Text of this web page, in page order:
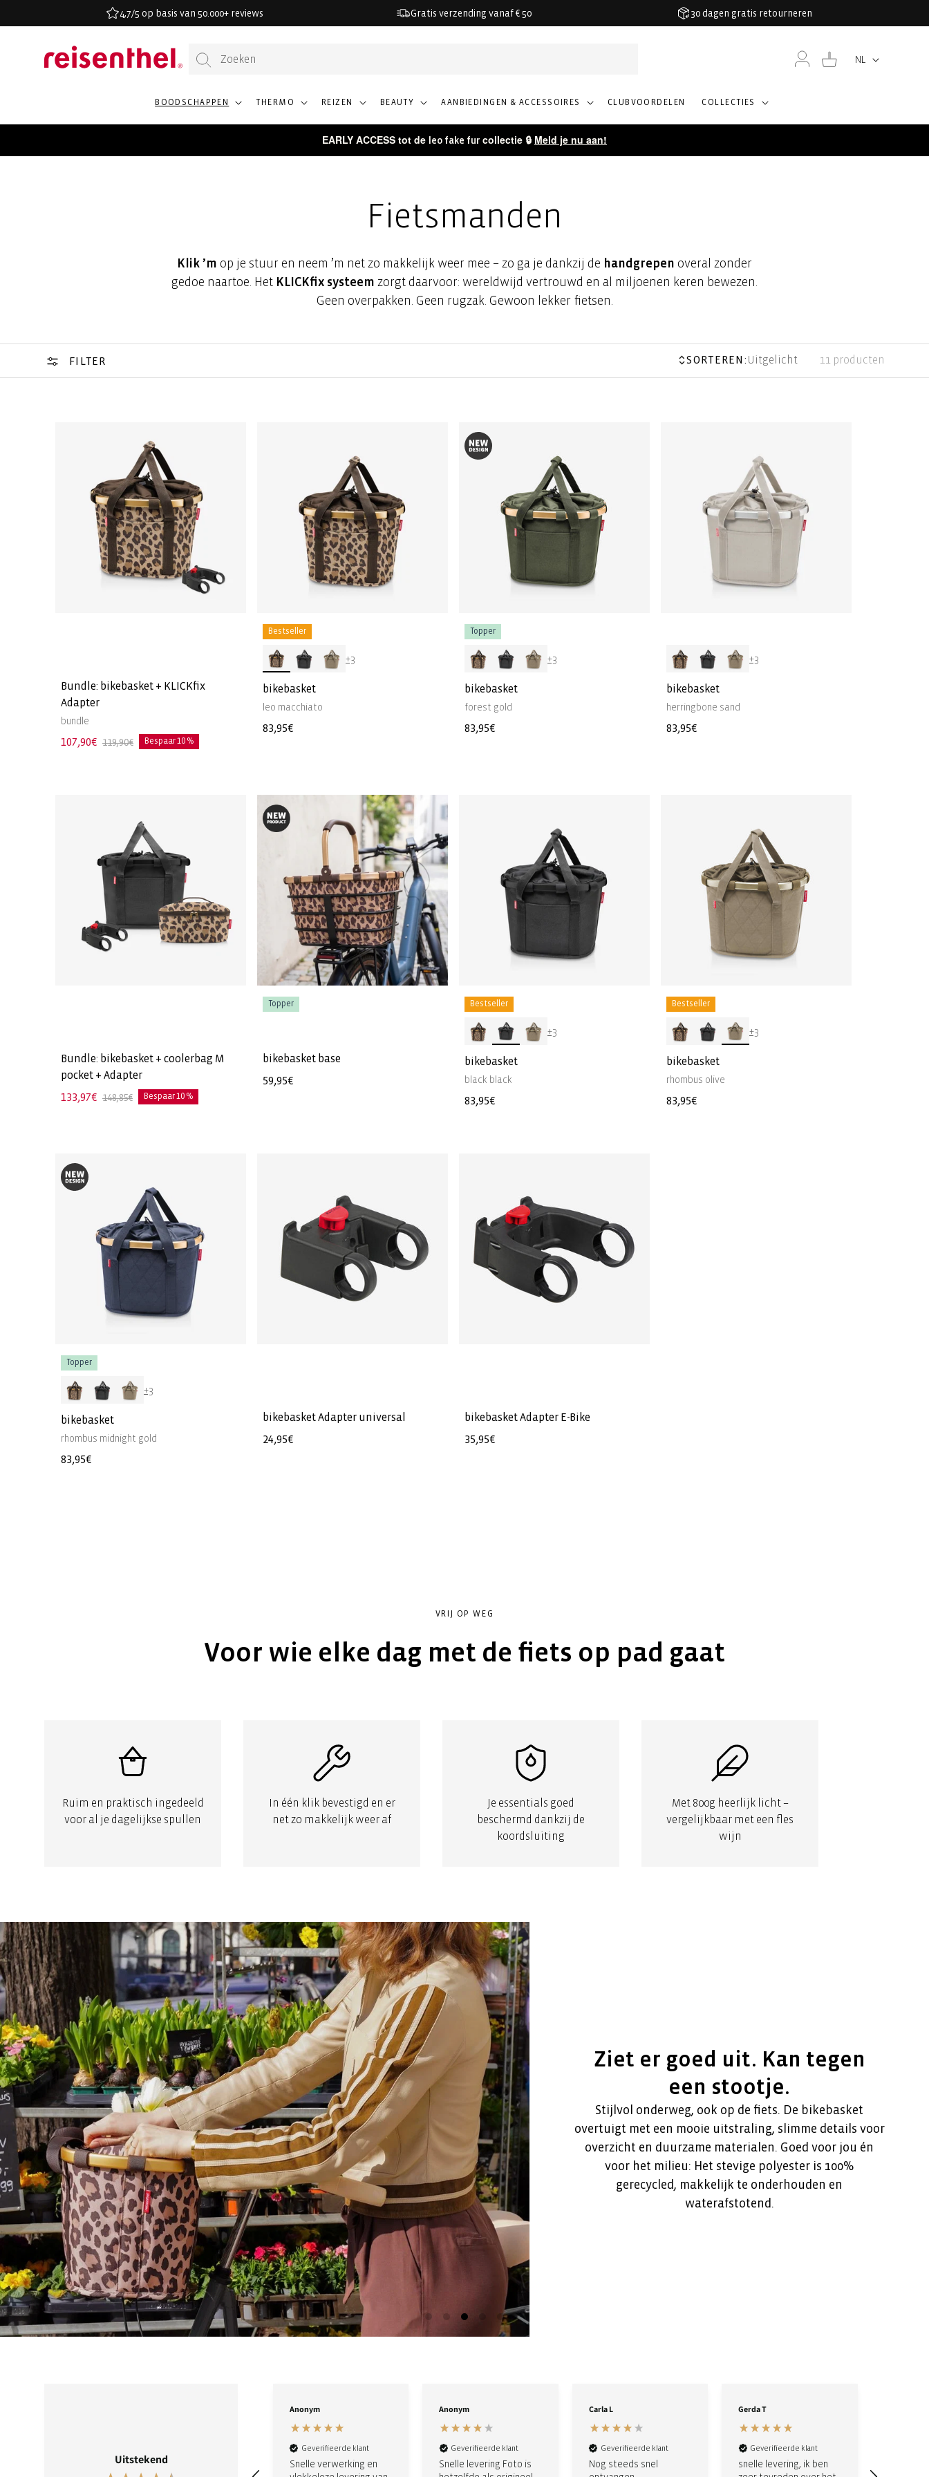
4,7/5 op basis van 50.000+ reviews Gratis verzending vanaf € 50 30 dagen gratis retourneren
BOODSCHAPPEN THERMO REIZEN BEAUTY AANBIEDINGEN & ACCESSOIRES CLUBVOORDELEN COLLECTIES
Taal NL
Inloggen
Winkelwagen
EARLY ACCESS tot de leo fake fur collectie 🔒 Meld je nu aan!
Fietsmanden
Klik ’m op je stuur en neem ’m net zo makkelijk weer mee – zo ga je dankzij de handgrepen overal zonder
gedoe naartoe. Het KLICKfix systeem zorgt daarvoor: wereldwijd vertrouwd en al miljoenen keren bewezen.
Geen overpakken. Geen rugzak. Gewoon lekker fietsen.
FILTER SORTEREN: Uitgelicht 11 producten
Bundle: bikebasket + KLICKfix
Adapter
bundle
Aanbiedingsprijs
107,90€
Normale119,90€ Bespaar 10 %
Bestseller
+3
bikebasket
leo macchiato
Normale
83,95€
Topper
+3
bikebasket
forest gold
Normale
83,95€
+3
bikebasket
herringbone sand
Normale
83,95€
Bundle: bikebasket + coolerbag M
pocket + Adapter
Aanbiedingsprijs
133,97€
Normale148,85€ Bespaar 10 %
Topper
bikebasket base
Normale
59,95€
Bestseller
+3
bikebasket
black black
Normale
83,95€
Bestseller
+3
bikebasket
rhombus olive
Normale
83,95€
Topper
+3
bikebasket
rhombus midnight gold
Normale
83,95€
bikebasket Adapter universal
Normale
24,95€
bikebasket Adapter E-Bike
Normale
35,95€
VRIJ OP WEG
Voor wie elke dag met de fiets op pad gaat
Ruim en praktisch ingedeeld
voor al je dagelijkse spullen
In één klik bevestigd en er
net zo makkelijk weer af
Je essentials goed
beschermd dankzij de
koordsluiting
Met 800g heerlijk licht –
vergelijkbaar met een fles
wijn
Ziet er goed uit. Kan tegen
een stootje.
Stijlvol onderweg, ook op de fiets. De bikebasket
overtuigt met een mooie uitstraling, slimme details voor
overzicht en duurzame materialen. Goed voor jou én
voor het milieu: Het stevige polyester is 100%
gerecycled, makkelijk te onderhouden en
waterafstotend.
Uitstekend
De bestelling is snel
Anonym
Geverifieerde klant
Snelle verwerking en
Anonym
Geverifieerde klant
Snelle levering Foto is
Carla L
Geverifieerde klant
Nog steeds snel
Gerda T
Geverifieerde klant
snelle levering, ik ben